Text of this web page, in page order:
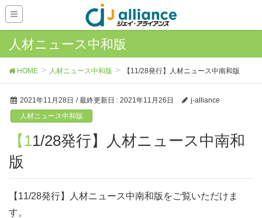
人材ニュース中和版
HOME 人材ニュース中和版 【11/28発行】人材ニュース中南和版
2021年11月28日 / 最終更新日 : 2021年11月26日
j-alliance
人材ニュース中和版
【11/28発行】人材ニュース中南和
版
【11/28発行】人材ニュース中南和版をご覧いただけま
す。